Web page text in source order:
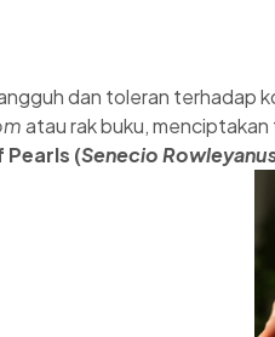
dan toleran terhadap
atau rak buku,
(Senecio